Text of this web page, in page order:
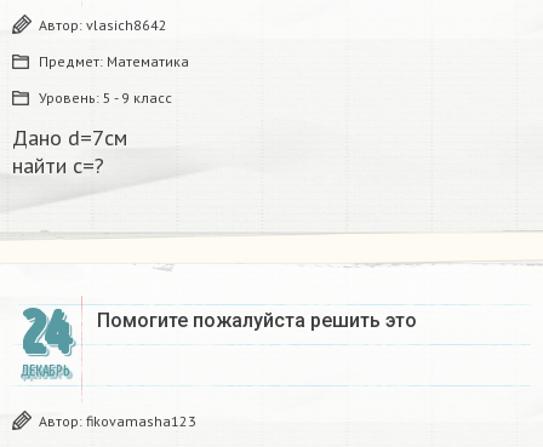
Автор: vlasich8642
Предмет: Математика
Уровень: 5 - 9 класс
Дано d=7см
найти с=?​
24
ДЕКАБРЬ
Помогите пожалуйста решить это
Автор: fikovamasha123